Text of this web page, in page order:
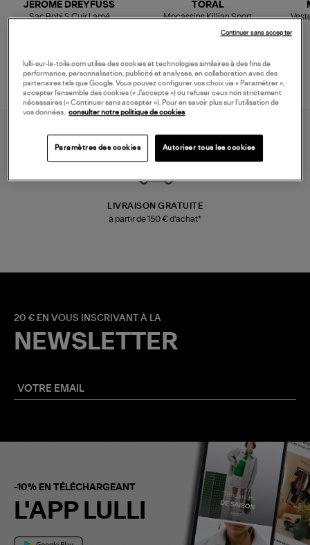
JEROME DREYFUSS
Sac Bobi S Cuir Lamé
189,00 €
TORAL
Mocassins Killian Sport
LIVRAISON GRATUITE
à partir de 150 € d'achat*
20 € EN VOUS INSCRIVANT À LA
NEWSLETTER
-10% EN TÉLÉCHARGEANT
L'APP LULLI
lulli-sur-la-toile.com utilise des cookies et technologies similaires à des fins de
performance, personnalisation, publicité et analyses, en collaboration avec des
partenaires tels que Google. Vous pouvez configurer vos choix via « Paramétrer »,
accepter l’ensemble des cookies (« J’accepte ») ou refuser ceux non strictement
nécessaires (« Continuer sans accepter »). Pour en savoir plus sur l’utilisation de
vos données,
consulter notre politique de cookies
Paramètres des cookies Autoriser tous les cookies
Continuer sans accepter